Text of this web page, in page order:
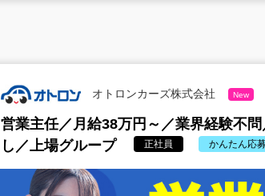
オトロンカーズ株式会社 New
営業主任／月給38万円～／業界経験不
し／上場グループ
正社員 かんたん応